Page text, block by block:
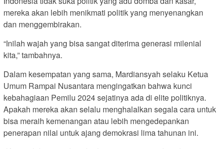
mereka akan lebih menikmati politik yang menyenangkan
dan menggembirakan.
“Inilah wajah yang bisa sangat diterima generasi milenial
kita,” tambahnya.
Dalam kesempatan yang sama, Mardiansyah selaku Ketua
Umum Rampai Nusantara mengingatkan bahwa kunci
kebahagiaan Pemilu 2024 sejatinya ada di elite politiknya.
Apakah mereka akan selalu menghalalkan segala cara untuk
bisa meraih kemenangan atau lebih mengedepankan
penerapan nilai untuk ajang demokrasi lima tahunan ini.